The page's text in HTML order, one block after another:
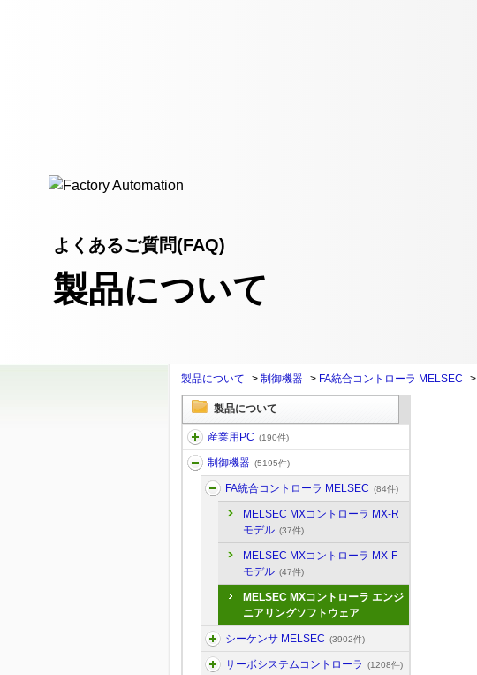
よくあるご質問(FAQ)
製品について
製品について > 制御機器 > FA統合コントローラ MELSEC >
製品について
産業用PC (190件)
制御機器 (5195件)
FA統合コントローラ MELSEC (84件)
MELSEC MXコントローラ MX-R
モデル (37件)
MELSEC MXコントローラ MX-F
モデル (47件)
MELSEC MXコントローラ エンジ
ニアリングソフトウェア
シーケンサ MELSEC (3902件)
サーボシステムコントローラ (1208件)